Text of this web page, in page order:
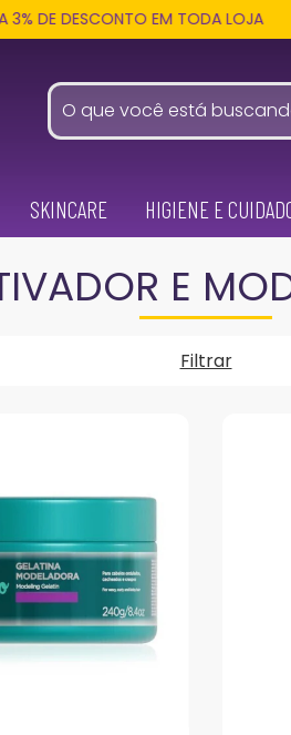
EM TODA LOJA FRETE
SKINCARE HIGIENE E
E
Filtrar